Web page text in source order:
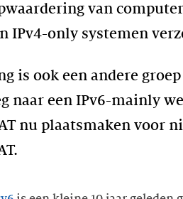
van
IPv4-only systemen
is ook een andere groep
naar een IPv6-mainly
nu plaatsmaken voor